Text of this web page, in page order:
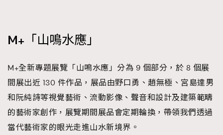
M+「山鳴水應」
M+全新專題展覽「山鳴水應」分為 9 個部分，於 8 個展
間展出近 130 件作品，展品由野口勇、趙無極、宮島達男
和阮純詩等視覺藝術、流動影像、聲音和設計及建築範疇
的藝術家創作，展覽期間展品會定期輪換，帶領我們透過
當代藝術家的眼光走進山水新境界。